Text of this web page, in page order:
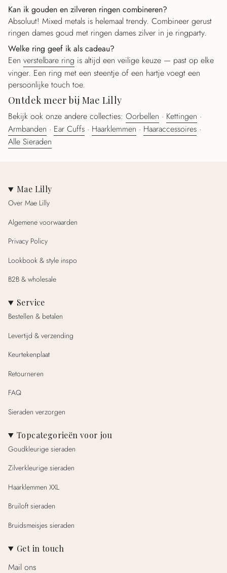
Kan ik gouden en zilveren ringen combineren?
Absoluut! Mixed metals is helemaal trendy. Combineer gerust
ringen dames goud met ringen dames zilver in je ringparty.
Welke ring geef ik als cadeau?
Een verstelbare ring is altijd een veilige keuze — past op elke
vinger. Een ring met een steentje of een hartje voegt een
persoonlijke touch toe.
Ontdek meer bij Mae Lilly
Bekijk ook onze andere collecties: Oorbellen · Kettingen ·
Armbanden · Ear Cuffs · Haarklemmen · Haaraccessoires ·
Alle Sieraden
Mae Lilly
Over Mae Lilly
Algemene voorwaarden
Privacy Policy
Lookbook & style inspo
B2B & wholesale
Service
Bestellen & betalen
Levertijd & verzending
Keurtekenplaat
Retourneren
FAQ
Sieraden verzorgen
Topcategorieën voor jou
Goudkleurige sieraden
Zilverkleurige sieraden
Haarklemmen XXL
Bruiloft sieraden
Bruidsmeisjes sieraden
Get in touch
Mail ons